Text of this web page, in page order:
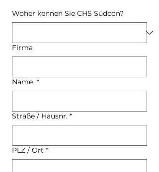
Woher kennen Sie CHS Südcon?
Firma
Name *
Straße / Hausnr. *
PLZ / Ort *